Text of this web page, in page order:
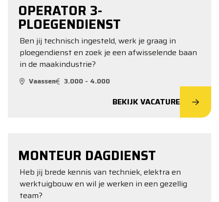
OPERATOR 3-
PLOEGENDIENST
Ben jij technisch ingesteld, werk je graag in
ploegendienst en zoek je een afwisselende baan
in de maakindustrie?
Vaassen 3.000 - 4.000
BEKIJK VACATURE
MONTEUR DAGDIENST
Heb jij brede kennis van techniek, elektra en
werktuigbouw en wil je werken in een gezellig
team?